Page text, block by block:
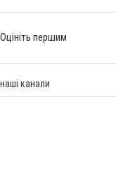
Оцініть першим
канали